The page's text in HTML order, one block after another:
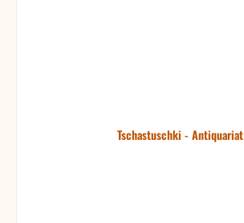
Tschastuschki - Antiquariat